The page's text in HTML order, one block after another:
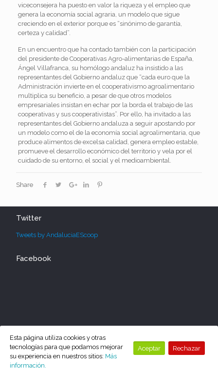
viceconsejera ha puesto en valor la riqueza y el empleo que
genera la economía social agraria, un modelo que sigue
creciendo en el exterior porque es “sinónimo de garantía,
certeza y calidad”.
En un encuentro que ha contado también con la participación
del presidente de Cooperativas Agro-alimentarias de España,
Ángel Villafranca, su homólogo andaluz ha insistido a las
representantes del Gobierno andaluz que “cada euro que la
Administración invierte en el cooperativismo agroalimentario
multiplica su beneficio, a pesar de que otros modelos
empresariales insistan en echar por la borda el trabajo de las
cooperativas y sus cooperativistas”. Por ello, ha invitado a las
representantes del Gobierno andaluza a seguir apostando por
un modelo como el de la economía social agroalimentaria, que
produce alimentos de excelsa calidad, genera empleo estable,
promueve el desarrollo económico del territorio y vela por el
cuidado de su entorno, el social y el medioambiental.
Share
Twitter
Tweets by AndaluciaEScoop
Facebook
Esta página utiliza cookies y otras
tecnologías para que podamos mejorar
su experiencia en nuestros sitios: Más
información.
Aceptar Rechazar